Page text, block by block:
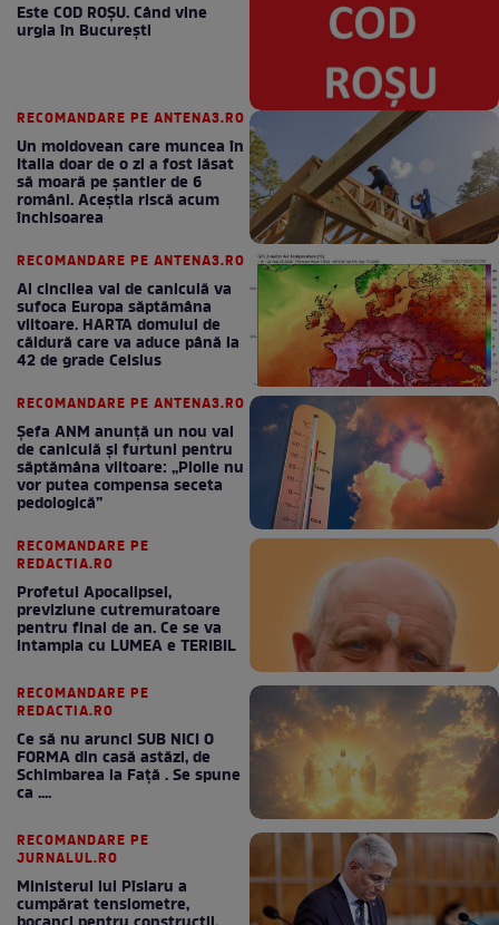
Este COD ROŞU. Când vine
urgia în Bucureşti
RECOMANDARE PE ANTENA3.RO
Un moldovean care muncea în
Italia doar de o zi a fost lăsat
să moară pe şantier de 6
români. Aceștia riscă acum
închisoarea
RECOMANDARE PE ANTENA3.RO
Al cincilea val de caniculă va
sufoca Europa săptămâna
viitoare. HARTA domului de
căldură care va aduce până la
42 de grade Celsius
RECOMANDARE PE ANTENA3.RO
Șefa ANM anunță un nou val
de caniculă și furtuni pentru
săptămâna viitoare: „Ploile nu
vor putea compensa seceta
pedologică”
RECOMANDARE PE
REDACTIA.RO
Profetul Apocalipsei,
previziune cutremuratoare
pentru final de an. Ce se va
intampla cu LUMEA e TERIBIL
RECOMANDARE PE
REDACTIA.RO
Ce să nu arunci SUB NICI O
FORMA din casă astăzi, de
Schimbarea la Față . Se spune
ca ....
RECOMANDARE PE
JURNALUL.RO
Ministerul lui Pîslaru a
cumpărat tensiometre,